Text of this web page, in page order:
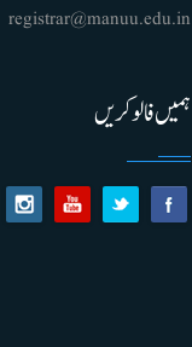
registrar@manuu.edu.in
ہمیں فالو کریں